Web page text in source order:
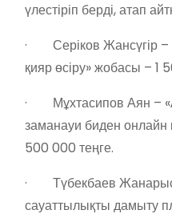
үлестіріп берді, атап
· Серіков Жансүгір –
қияр өсіру» жобасы – 1
· Мұхтасипов Аян –
заманауи биден онлайн
500 000 теңге.
· Түбекбаев
сауаттылықты дамыту